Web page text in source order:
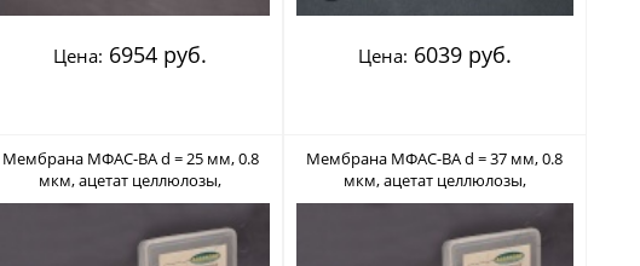
Цена: 6954 руб. Цена: 6039 руб.
Мембрана МФАС-ВА d = 25 мм, 0.8
мкм, ацетат целлюлозы,
нестерильный (Владипор)
Мембрана МФАС-ВА d = 37 мм, 0.8
мкм, ацетат целлюлозы,
нестерильный (Владипор)